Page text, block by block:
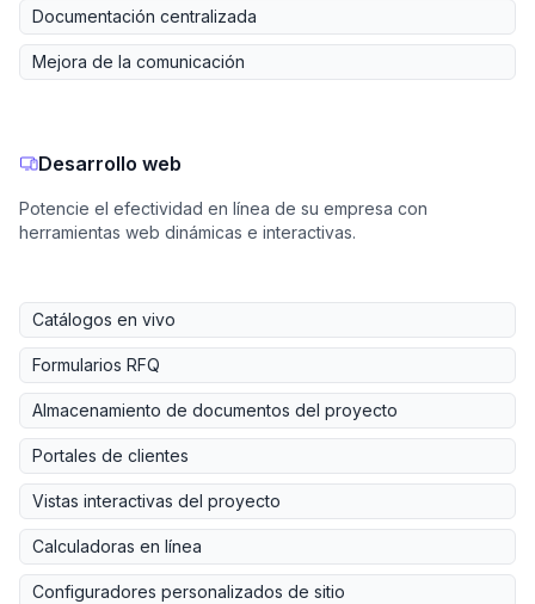
Documentación centralizada
Mejora de la comunicación
Desarrollo web
Potencie el efectividad en línea de su empresa con
herramientas web dinámicas e interactivas.
Catálogos en vivo
Formularios RFQ
Almacenamiento de documentos del proyecto
Portales de clientes
Vistas interactivas del proyecto
Calculadoras en línea
Configuradores personalizados de sitio